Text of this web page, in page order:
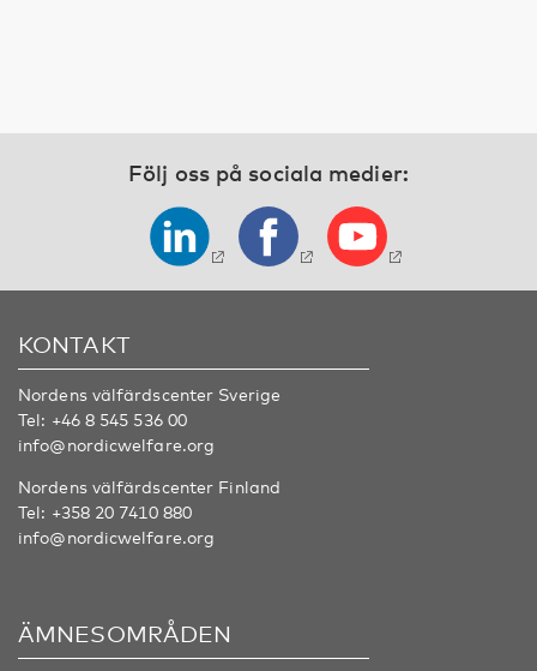
Följ oss på sociala medier:
KONTAKT
Nordens välfärdscenter Sverige
Tel: +46 8 545 536 00
info@nordicwelfare.org
Nordens välfärdscenter Finland
Tel: +358 20 7410 880
info@nordicwelfare.org
ÄMNESOMRÅDEN